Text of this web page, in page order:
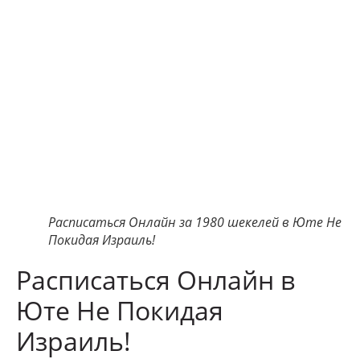
Расписаться Онлайн за 1980 шекелей в Юте Не
Покидая Израиль!
Расписаться Онлайн в
Юте Не Покидая
Израиль!